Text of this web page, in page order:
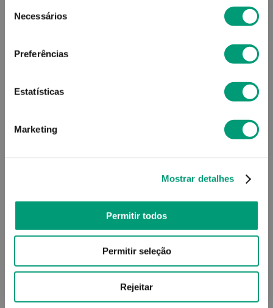
Necessários
Preferências
Estatísticas
Marketing
Mostrar detalhes
Permitir todos
Permitir seleção
Rejeitar
8,36
ADICIONAR ADICIONAR
PSYLLOGEL PSYLLOGEL